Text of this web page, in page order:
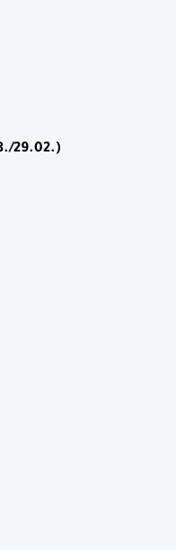
29.02.)